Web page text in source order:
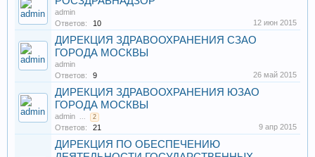
admin
Ответов:
10 12 июн 2015
ДИРЕКЦИЯ ЗДРАВООХРАНЕНИЯ СЗАО
ГОРОДА МОСКВЫ
admin
Ответов:
9 26 май 2015
ДИРЕКЦИЯ ЗДРАВООХРАНЕНИЯ ЮЗАО
ГОРОДА МОСКВЫ
admin ... 2
Ответов: 21 9 апр 2015
ДИРЕКЦИЯ ПО ОБЕСПЕЧЕНИЮ